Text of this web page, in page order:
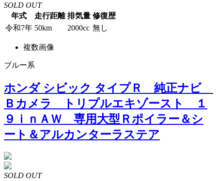
SOLD OUT
年式
走行距離 排気量 修復歴
令和7年 50km 2000cc 無し
複数画像
ブルー系
ホンダ シビック タイプＲ 純正ナビ
Ｂカメラ トリプルエキゾースト １
９ｉｎＡＷ 専用大型Ｒポイラー＆シ
ート＆アルカンターラステア
SOLD OUT